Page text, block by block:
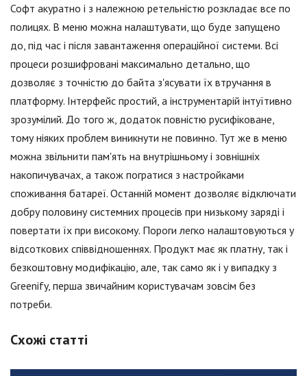
Софт акуратно і з належною ретельністю розкладає все по
полицях. В меню можна налаштувати, що буде запущено
до, під час і після завантаження операційної системи. Всі
процеси розшифровані максимально детально, що
дозволяє з точністю до байта з'ясувати їх втручання в
платформу. Інтерфейс простий, а інструментарій інтуїтивно
зрозумілий. До того ж, додаток повністю русифіковане,
тому ніяких проблем виникнути не повинно. Тут же в меню
можна звільнити пам'ять на внутрішньому і зовнішніх
накопичувачах, а також погратися з настройками
споживання батареї. Останній момент дозволяє відключати
добру половину системних процесів при низькому заряді і
повертати їх при високому. Пороги легко налаштовуються у
відсоткових співвідношеннях. Продукт має як платну, так і
безкоштовну модифікацію, але, так само як і у випадку з
Greenify, перша звичайним користувачам зовсім без
потреби.
Схожі статті